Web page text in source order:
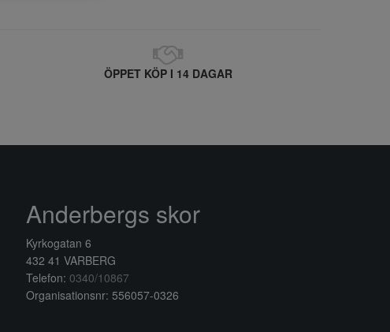
ÖPPET KÖP I 14 DAGAR
Anderbergs skor
Kyrkogatan 6
432 41 VARBERG
Telefon: 0340/10867
Organisationsnr: 556057-0326